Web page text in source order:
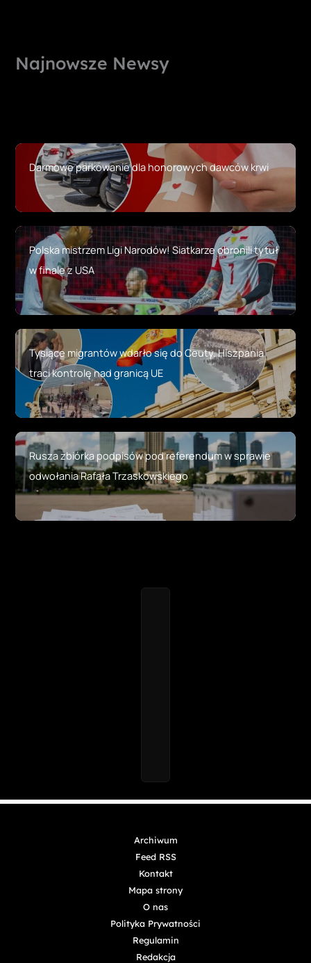
Najnowsze Newsy
Darmowe parkowanie dla honorowych dawców krwi
Polska mistrzem Ligi Narodów! Siatkarze obronili tytuł
w finale z USA
Tysiące migrantów wdarło się do Ceuty. Hiszpania
traci kontrolę nad granicą UE
Rusza zbiórka podpisów pod referendum w sprawie
odwołania Rafała Trzaskowskiego
Archiwum
Feed RSS
Kontakt
Mapa strony
O nas
Polityka Prywatności
Regulamin
Redakcja